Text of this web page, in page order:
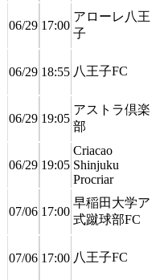
06/29 17:00
アローレ八王
子
06/29 18:55 八王子FC
06/29 19:05
アストラ倶楽
部
06/29 19:05
Criacao
Shinjuku
Procriar
07/06 17:00
早稲田大学ア
式蹴球部FC
07/06 17:00 八王子FC